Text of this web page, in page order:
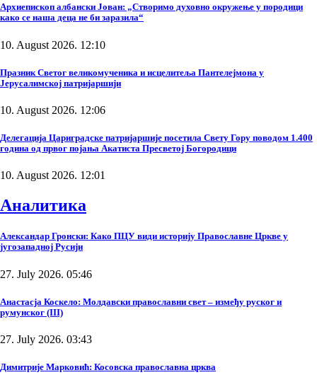
Архиепископ албански Јован: „Створимо духовно окружење у породици
како се наша деца не би заразила“
10. August 2026. 12:10
Празник Светог великомученика и исцелитеља Пантелејмона у
Јерусалимској патријаршији
10. August 2026. 12:06
Делегација Цариградске патријаршије посетила Свету Гору поводом 1.400
година од првог појања Акатиста Пресветој Богородици
10. August 2026. 12:01
Аналитика
Александар Гронски: Како ПЦУ види историју Православне Цркве у
југозападној Русији
27. July 2026. 05:46
Анастасја Коскело: Молдавски православни свет – између руског и
румунског (III)
27. July 2026. 03:43
Димитрије Марковић: Косовска православна црква